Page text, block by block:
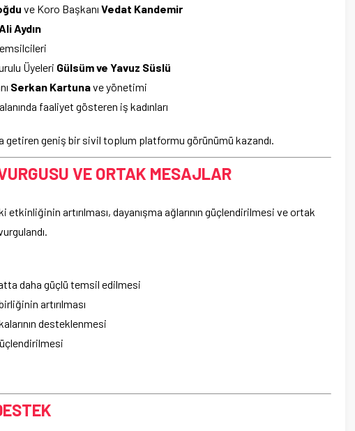
ve Koro Başkanı Vedat Kandemir
Aydın
Üyeleri Gülsüm ve Yavuz Süslü
Serkan Kartunave yönetimi
faaliyet gösteren iş kadınları
getiren geniş bir sivil toplum platformu görünümü kazandı.
VE ORTAK MESAJLAR
etkinliğinin artırılması, dayanışma ağlarının güçlendirilmesi ve ortak
daha güçlü temsil edilmesi
artırılması
desteklenmesi